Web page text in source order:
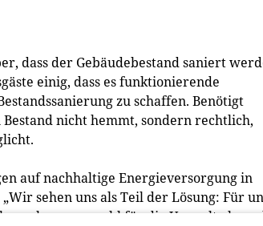
dass der Gebäudebestand saniert
einig, dass es funktionierende
zu schaffen. Benötigt
nicht hemmt, sondern rechtlich,
auf nachhaltige Energieversorgung in
sehen uns als Teil der Lösung: Für
sowohl für die Umwelt als